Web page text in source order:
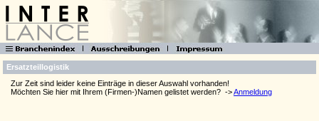
Ersatzteillogistik
Zur Zeit sind leider keine Einträge in dieser Auswahl vorhanden!
Möchten Sie hier mit Ihrem (Firmen-)Namen gelistet werden? ->Anmeldung